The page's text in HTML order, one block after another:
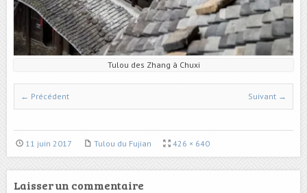
Tulou des Zhang à Chuxi
← Précédent Suivant →
11 juin 2017 Tulou du Fujian 426 × 640
Laisser un commentaire